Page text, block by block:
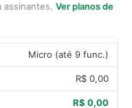
assinantes. Ver planos de
Micro (até 9 func.)
R$ 0,00
R$ 0,00